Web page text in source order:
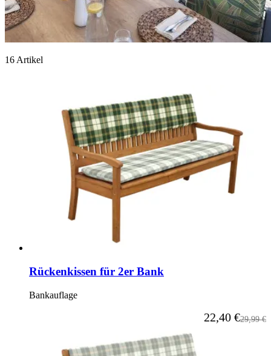
16 Artikel
Rückenkissen für 2er Bank
Bankauflage
Ab
22,40 €29,99 €